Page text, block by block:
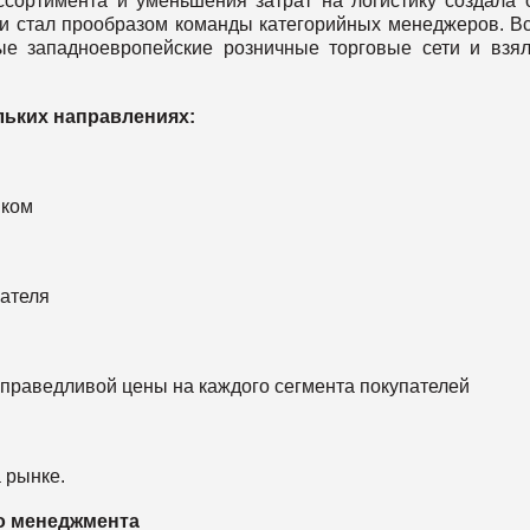
стал прообразом команды категорийных менеджеров.
западноевропейские розничные торговые сети и
направлениях:
цены на каждого сегмента покупателей
рынке.
менеджмента